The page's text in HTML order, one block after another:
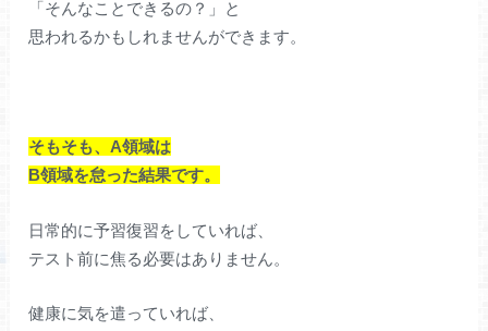
「そんなことできるの？」と
思われるかもしれませんができます。
そもそも、A領域は
B領域を怠った結果です。
日常的に予習復習をしていれば、
テスト前に焦る必要はありません。
健康に気を遣っていれば、